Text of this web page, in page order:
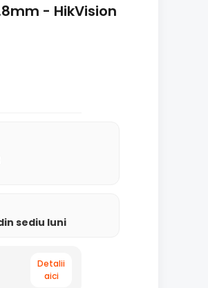
- HikVision
sediu luni
Detalii
aici